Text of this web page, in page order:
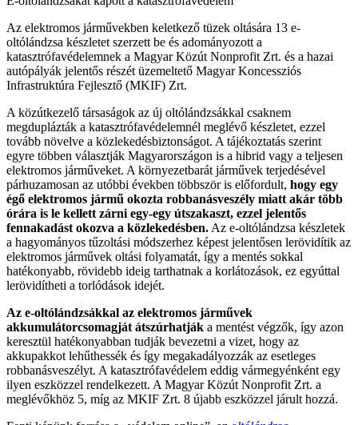
Az elektromos járművekben keletkező tüzek oltására 13 e-
oltólándzsa készletet szerzett be és adományozott a
katasztrófavédelemnek a Magyar Közút Nonprofit Zrt. és a hazai
autópályák jelentős részét üzemeltető Magyar Koncessziós
Infrastruktúra Fejlesztő (MKIF) Zrt.
A közútkezelő társaságok az új oltólándzsákkal csaknem
megduplázták a katasztrófavédelemnél meglévő készletet, ezzel
tovább növelve a közlekedésbiztonságot. A tájékoztatás szerint
egyre többen választják Magyarországon is a hibrid vagy a teljesen
elektromos járműveket. A környezetbarát járművek terjedésével
párhuzamosan az utóbbi években többször is előfordult, hogy egy
égő elektromos jármű okozta robbanásveszély miatt akár több
órára is le kellett zárni egy-egy útszakaszt, ezzel jelentős
fennakadást okozva a közlekedésben. Az e-oltólándzsa készletek
a hagyományos tűzoltási módszerhez képest jelentősen lerövidítik az
elektromos járművek oltási folyamatát, így a mentés sokkal
hatékonyabb, rövidebb ideig tarthatnak a korlátozások, ez egyúttal
lerövidítheti a torlódások idejét.
Az e-oltólándzsákkal az elektromos járművek
akkumulátorcsomagját átszúrhatják a mentést végzők, így azon
keresztül hatékonyabban tudják bevezetni a vizet, hogy az
akkupakkot lehűthessék és így megakadályozzák az esetleges
robbanásveszélyt. A katasztrófavédelem eddig vármegyénként egy
ilyen eszközzel rendelkezett. A Magyar Közút Nonprofit Zrt. a
meglévőkhöz 5, míg az MKIF Zrt. 8 újabb eszközzel járult hozzá.